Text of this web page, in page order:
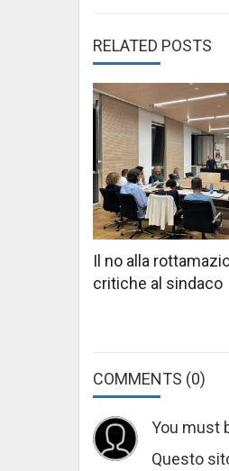
RELATED POSTS
Il no alla
critiche al sindaco
COMMENTS (0)
You must
Questo